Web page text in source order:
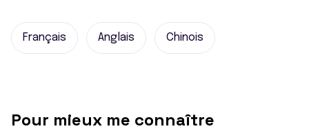
Français Anglais Chinois
Pour mieux me connaître